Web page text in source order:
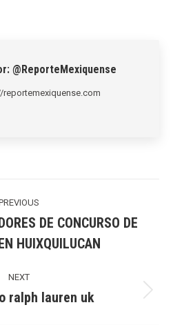
@ReporteMexiquense
reportemexiquense.com
post:
DE CONCURSO DE
HUIXQUILUCAN
NEXT
Next
ralph lauren uk